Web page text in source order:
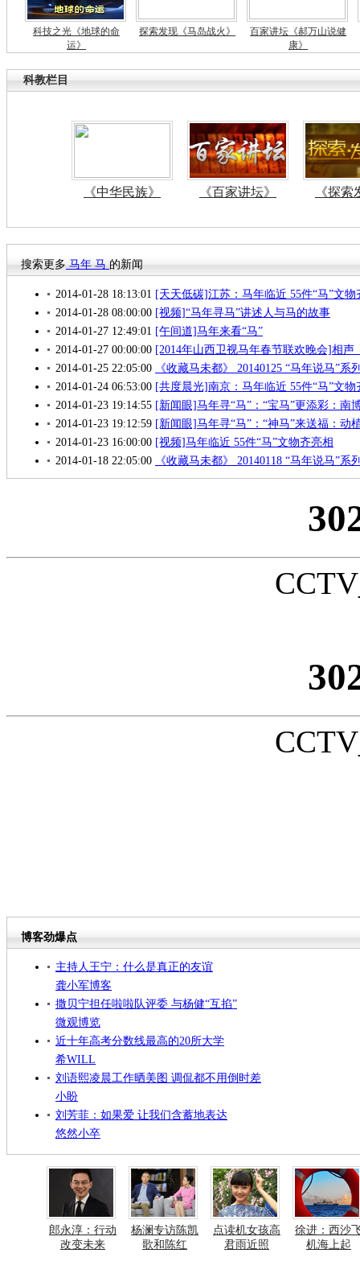
科技之光《地球的命
运》
探索发现《马岛战火》
百家讲坛《郝万山说健
康》
科教栏目
《中华民族》 《百家讲坛》 《探索
搜索更多 马年 马 的新闻
2014-01-28 18:13:01 [天天低碳]江苏：马年临近 55件“马”文物
2014-01-28 08:00:00 [视频]“马年寻马”讲述人与马的故事
2014-01-27 12:49:01 [午间道]马年来看“马”
2014-01-27 00:00:00 [2014年山西卫视马年春节联欢晚会]相
2014-01-25 22:05:00
《收藏马未都》 20140125 “马年说马”
2014-01-24 06:53:00 [共度晨光]南京：马年临近 55件“马”文物
2014-01-23 19:14:55 [新闻眼]马年寻“马”：“宝马”更添彩：南
2014-01-23 19:12:59 [新闻眼]马年寻“马”：“神马”来送福：动
2014-01-23 16:00:00 [视频]马年临近 55件“马”文物齐亮相
2014-01-18 22:05:00
《收藏马未都》 20140118 “马年说马”
博客劲爆点
主持人王宁：什么是真正的友谊
龚小军博客
撒贝宁担任啦啦队评委 与杨健“互掐”
微观博览
近十年高考分数线最高的20所大学
希WILL
刘语熙凌晨工作晒美图 调侃都不用倒时差
小盼
刘芳菲：如果爱 让我们含蓄地表达
悠然小卒
郎永淳：行动
改变未来
杨澜专访陈凯
歌和陈红
点读机女孩高
君雨近照
徐进：西沙
机海上起